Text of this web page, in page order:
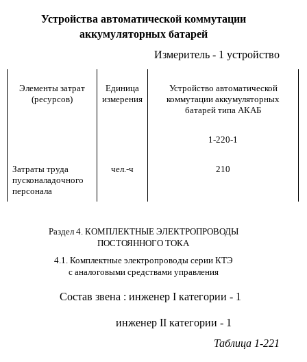
Устройства автоматической коммутации
аккумуляторных батарей
Измеритель - 1 устройство
Элементы затрат
(ресурсов)
Единица
измерения
Устройство автоматической
коммутации аккумуляторных
батарей типа АКАБ
1-220-1
Затраты труда
пусконаладочного
персонала
чел.-ч 210
Раздел 4. КОМПЛЕКТНЫЕ ЭЛЕКТРОПРОВОДЫ
ПОСТОЯННОГО ТОКА
4.1. Комплектные электропроводы серии КТЭ
с аналоговыми средствами управления
Состав звена : инженерI категории - 1
инженер IIкатегории - 1
Таблица 1-221